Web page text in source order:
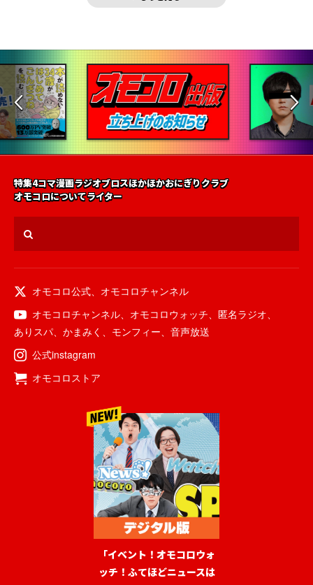
特集4コマ漫画ラジオブロスほかほかおにぎりクラブ
オモコロについてライター
オモコロ公式、 オモコロチャンネル
オモコロチャンネル、 オモコロウォッチ、 匿名ラジオ、
ありスパ、 かまみく 、 モンフィー、 音声放送
公式instagram
オモコロストア
「イベント！オモコロウォ
ッチ！ふてほどニュースは